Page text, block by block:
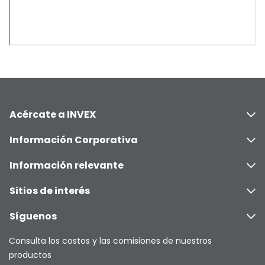
Acércate a INVEX
Información Corporativa
Información relevante
Sitios de interés
Síguenos
Consulta los costos y las comisiones de nuestros
productos